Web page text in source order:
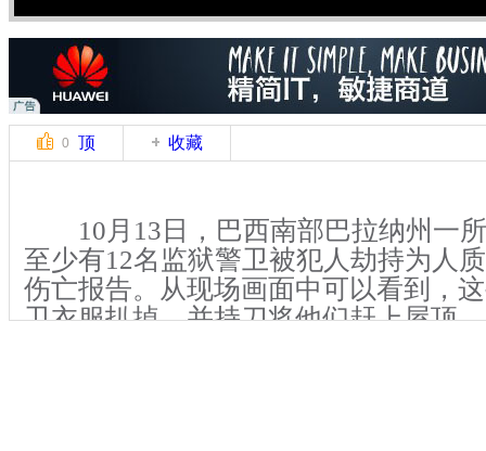
0 顶 收藏
10月13日，巴西南部巴拉纳州一
至少有12名监狱警卫被犯人劫持为人
伤亡报告。从现场画面中可以看到，
卫衣服扒掉，并持刀将他们赶上屋顶